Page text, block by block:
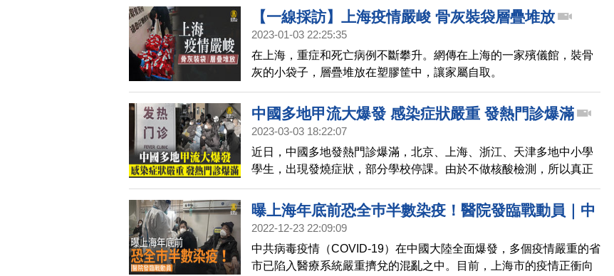
【一線採訪】上海疫情嚴峻 骨灰裝袋層疊堆放
2023-01-03 22:25:35
在上海，重症和死亡病例不斷攀升。網傳在上海的一家殯儀館，裝骨
灰的小袋子，層疊堆放在塑膠筐中，讓家屬自取。
中國多地甲流大爆發 感染症狀嚴重 發熱門診爆滿
2023-03-03 18:22:07
近日，中國多地發熱門診爆滿，北京、上海、浙江、天津多地中小學
學生，出現發燒症狀，部分學校停課。由於不做核酸檢測，所以真正
的病毒是什麼，仍不清楚。
曝上海年底前恐全巿半數染疫！醫院發臨戰動員｜中
國一分鐘
2022-12-23 22:09:09
中共病毒疫情（COVID-19）在中國大陸全面爆發，多個疫情嚴重的省
市已陷入醫療系統嚴重擠兌的混亂之中。目前，上海市的疫情正衝向